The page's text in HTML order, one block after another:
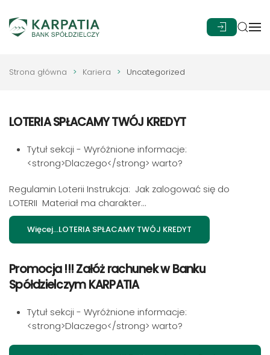
Przejdź do głównej treści
Strona główna Kariera Uncategorized
LOTERIA SPŁACAMY TWÓJ KREDYT
Tytuł sekcji - Wyróżnione informacje:
<strong>Dlaczego</strong> warto?
Regulamin Loterii Instrukcja: Jak zalogować się do
LOTERII Materiał ma charakter...
Więcej…LOTERIA SPŁACAMY TWÓJ KREDYT
Promocja !!! Załóż rachunek w Banku
Spółdzielczym KARPATIA
Tytuł sekcji - Wyróżnione informacje:
<strong>Dlaczego</strong> warto?